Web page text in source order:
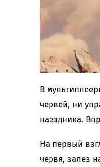
В
червей, ни
наездника.
На первый
червя, залез